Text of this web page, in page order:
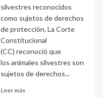
silvestres reconocidos
como sujetos de derechos
de protección. La Corte
Constitucional
(CC) reconoció que
los animales silvestres son
sujetos de derechos...
Leer más